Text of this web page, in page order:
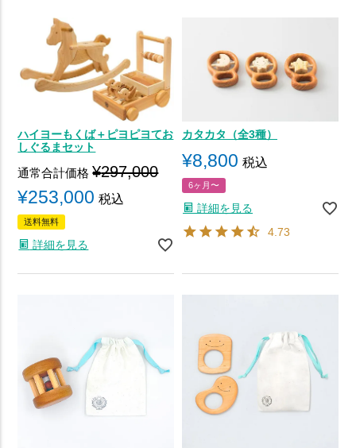
ハイヨーもくば＋ピヨピヨてお
しぐるまセット
通常合計価格 ¥297,000
¥253,000 税込
送料無料
詳細を見る
カタカタ（全3種）
¥8,800 税込
6ヶ月〜
詳細を見る
4.73